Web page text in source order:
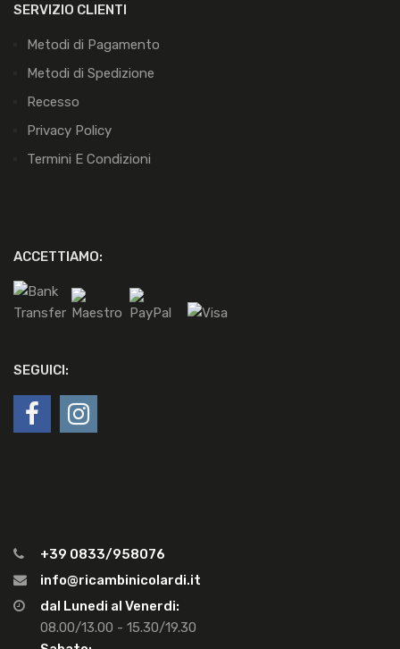
SERVIZIO CLIENTI
Metodi di Pagamento
Metodi di Spedizione
Recesso
Privacy Policy
Termini E Condizioni
ACCETTIAMO:
SEGUICI:
+39 0833/958076
info@ricambinicolardi.it
dal Lunedi al Venerdi:
08.00/13.00 - 15.30/19.30